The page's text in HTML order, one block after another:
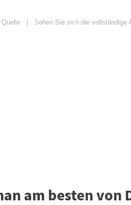
Sehen Sie sich die vollständige
am besten von